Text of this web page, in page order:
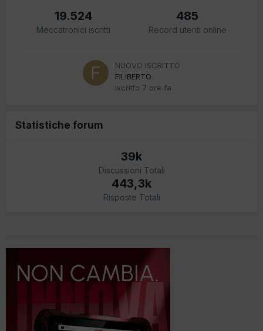
19.524
Meccatronici iscritti
485
Record utenti online
NUOVO ISCRITTO
FILIBERTO
Iscritto 7 ore fa
Statistiche forum
39k
Discussioni Totali
443,3k
Risposte Totali